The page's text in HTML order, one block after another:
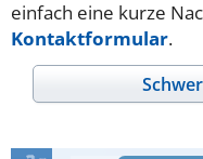
einfach eine kurze
Kontaktformular.